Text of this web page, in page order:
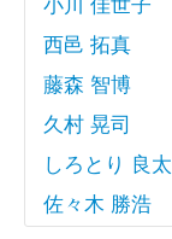
西邑 拓真
藤森 智博
久村 晃司
しろとり 良太
佐々木 勝浩